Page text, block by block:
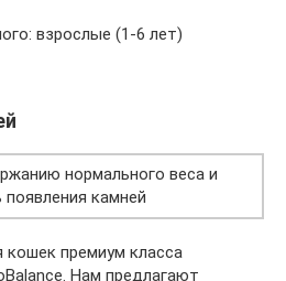
взрослые (1-6 лет)
нормального веса и
камней
кошек премиум класса
Нам предлагают